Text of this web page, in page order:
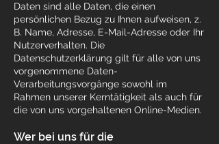
Daten sind alle Daten, die einen
persönlichen Bezug zu Ihnen aufweisen, z.
B. Name, Adresse, E-Mail-Adresse oder Ihr
Nutzerverhalten. Die
Datenschutzerklärung gilt für alle von uns
vorgenommene Daten-
Verarbeitungsvorgänge sowohl im
Rahmen unserer Kerntätigkeit als auch für
die von uns vorgehaltenen Online-Medien.
Wer bei uns für die